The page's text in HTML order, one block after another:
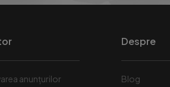
anunțurilor
Despre
Blog